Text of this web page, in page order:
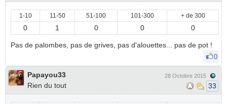
1-10 11-50 51-100 101-300 + de 300
0 1 0 0 0
Pas de palombes, pas de grives, pas d'alouettes... pas de pot !
0
Papayou33
Rien du tout
28 Octobre 2015
33